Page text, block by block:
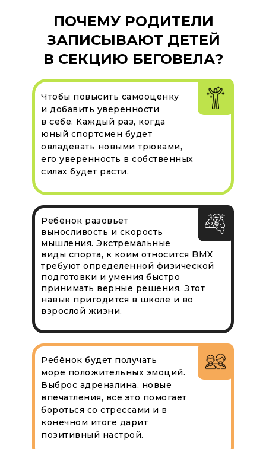
Ребёнок разовьет
выносливость и скорость
мышления. Экстремальные
виды спорта, к коим относится BMX
требуют определенной физической
подготовки и умения быстро
принимать верные решения. Этот
навык пригодится в школе и во
взрослой жизни.
Ребёнок будет получать
море положительных эмоций.
Выброс адреналина, новые
впечатления, все это помогает
бороться со стрессами и в
конечном итоге дарит
позитивный настрой.
ПОЧЕМУ РОДИТЕЛИ
ЗАПИСЫВАЮТ ДЕТЕЙ
В СЕКЦИЮ БЕГОВЕЛА?
Чтобы повысить самооценку
и добавить уверенности
в себе. Каждый раз, когда
юный спортсмен будет
овладевать новыми трюками,
его уверенность в собственных
силах будет расти.